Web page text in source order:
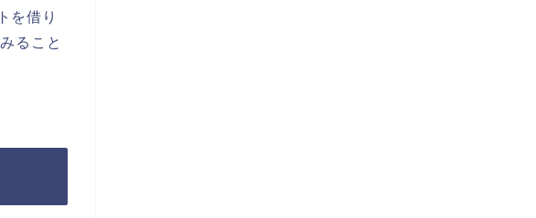
を借り
ること